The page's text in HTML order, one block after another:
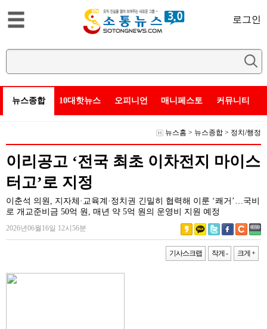
로그인
뉴스종합 10대핫뉴스 오피니언 매니페스토 커뮤니티
뉴스홈 > 뉴스종합 > 정치/행정
이리공고 ‘전국 최초 이차전지 마이스
터고’로 지정
이춘석 의원, 지자체·교육계·정치권 긴밀히 협력해 이룬 ‘쾌거’…국비
로 개교준비금 50억 원, 매년 약 5억 원의 운영비 지원 예정
2026년06월16일 12시56분
기사스크랩 작게 - 크게 +